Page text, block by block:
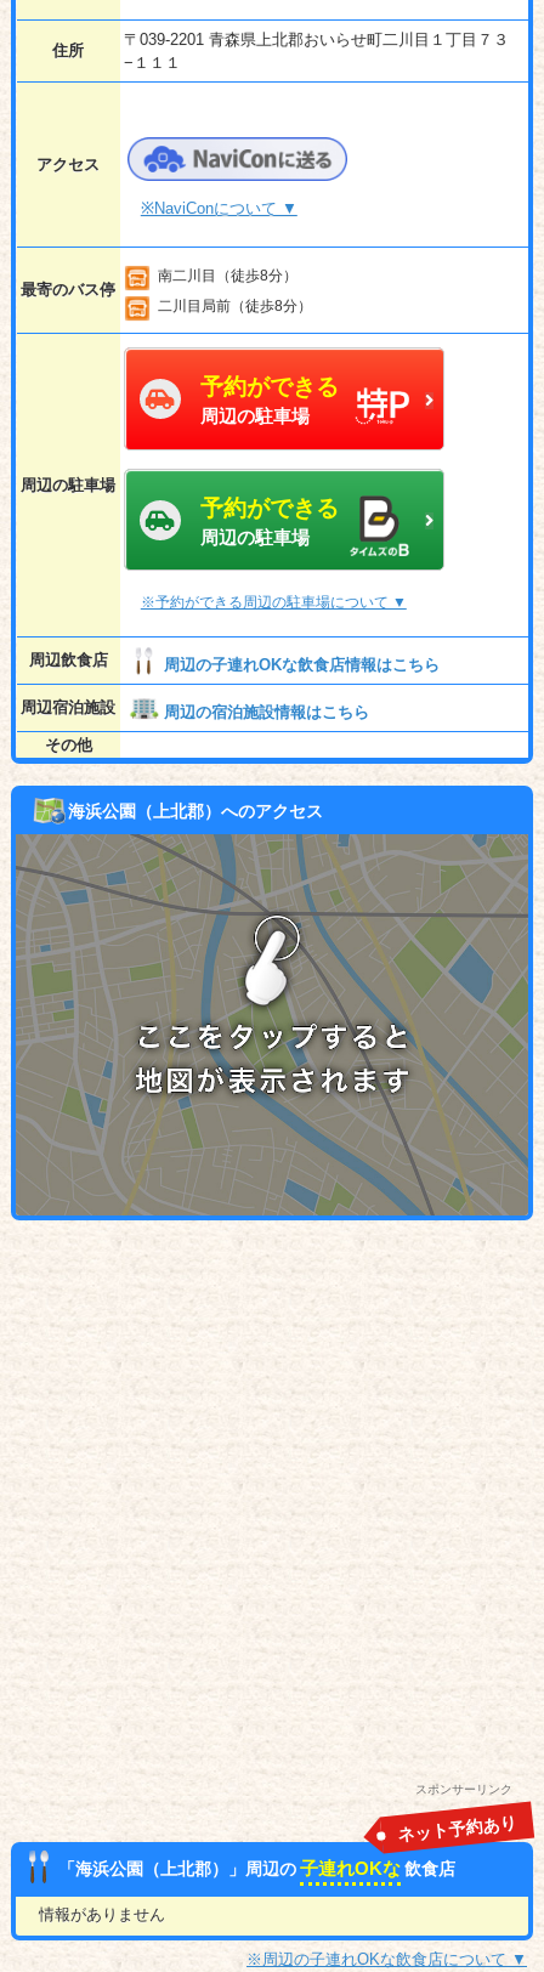
住所
〒039-2201 青森県上北郡おいらせ町二川目１丁目７３
−１１１
アクセス
※NaviConについて ▼
最寄のバス停
南二川目（徒歩8分）
二川目局前（徒歩8分）
周辺の駐車場
予約ができる
周辺の駐車場
予約ができる
周辺の駐車場
※予約ができる周辺の駐車場について ▼
周辺飲食店 周辺の子連れOKな飲食店情報はこちら
周辺宿泊施設
周辺の宿泊施設情報はこちら
その他
海浜公園（上北郡）へのアクセス
スポンサーリンク
「海浜公園（上北郡）」周辺の子連れOKな 飲食店
ネット予約あり
情報がありません
※周辺の子連れOKな飲食店について ▼